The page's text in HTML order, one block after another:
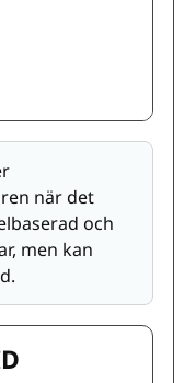
när det
och
men kan